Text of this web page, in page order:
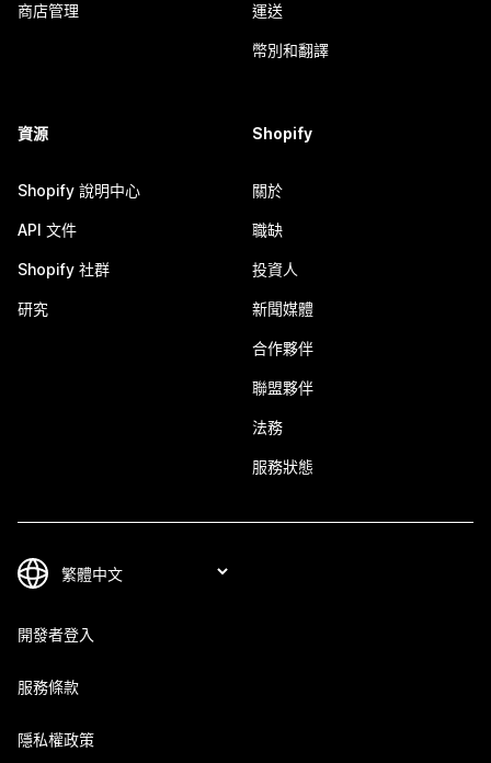
商店管理 運送
幣別和翻譯
資源
Shopify 說明中心
API 文件
Shopify 社群
研究
Shopify
關於
職缺
投資人
新聞媒體
合作夥伴
聯盟夥伴
法務
服務狀態
開發者登入
服務條款
隱私權政策